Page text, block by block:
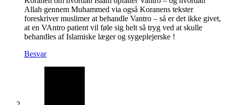
Allah gennem Muhammed via også Koranens tekster
foreskriver muslimer at behandle Vantro – så er det ikke givet,
at en VAntro patient vil føle sig helt så tryg ved at skulle
behandles af Islamiske læger og sygeplejerske !
Besvar